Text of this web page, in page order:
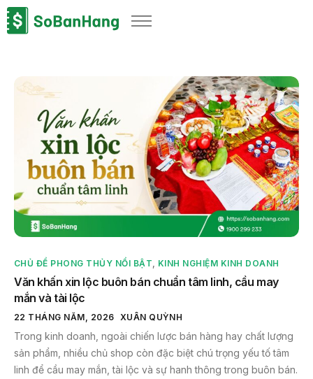
Sản phẩm
Bảng giá
Thông tin thuế
Về chúng tôi
CHỦ ĐỀ PHONG THỦY NỔI BẬT KINH NGHIỆM KINH DOANH
Văn khấn xin lộc buôn bán chuẩn tâm linh, cầu may
mắn và tài lộc
22 THÁNG NĂM, 2026 XUÂN QUỲNH
Trong kinh doanh, ngoài chiến lược bán hàng hay chất lượng
sản phẩm, nhiều chủ shop còn đặc biệt chú trọng yếu tố tâm
linh để cầu may mắn, tài lộc và sự hanh thông trong buôn bán.